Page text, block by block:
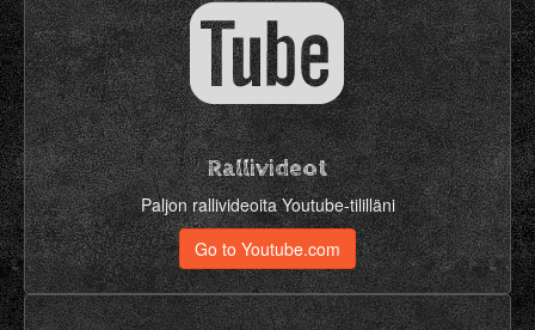
Rallivideot
Paljon rallivideoita Youtube-tililläni
Go to Youtube.com